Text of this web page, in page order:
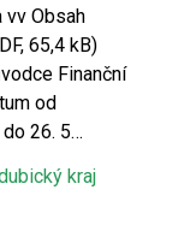
vv Obsah
65,4 kB)
Finanční
od
26. 5…
kraj